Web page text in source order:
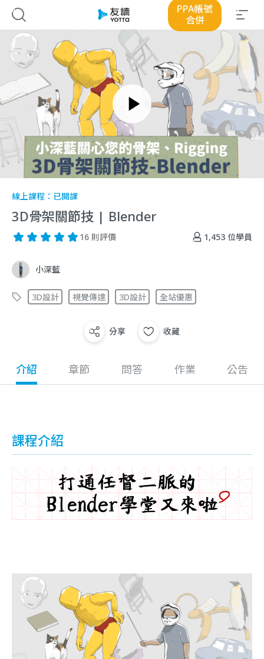
PPA帳號
合併
線上課程： 已開課
3D骨架關節技 | Blender
1,453 位學員
16 則評價
小深藍
3D設計 視覺傳達 3D設計 全站優惠
分享 收藏
介紹 章節 問答 作業 公告
課程介紹